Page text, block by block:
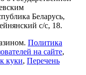
Беларусь,
с/с, 18.
Политика
на сайте,
куки, Перечень